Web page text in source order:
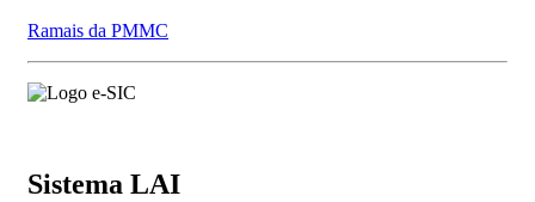
Ramais da PMMC
Sistema LAI